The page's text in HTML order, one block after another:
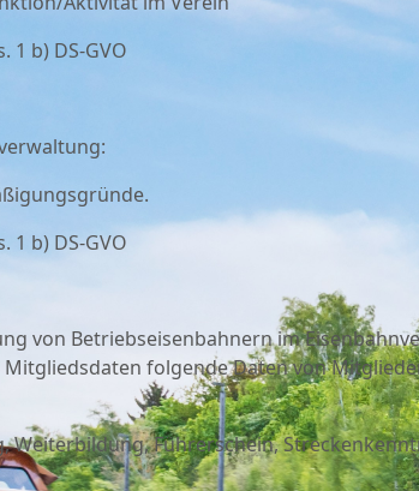
1 b) DS-GVO
1 b) DS-GVO
von Betriebseisenbahnern im
Mitgliedsdaten folgende Daten von
Weiterbildung, Führerschein,